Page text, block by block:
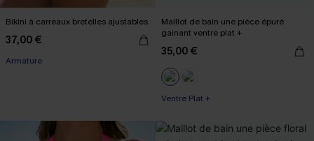
Bikini à carreaux bretelles ajustables
37,00 €
Armature
Maillot de bain une pièce épuré
gainant ventre plat +
35,00 €
Ventre Plat +